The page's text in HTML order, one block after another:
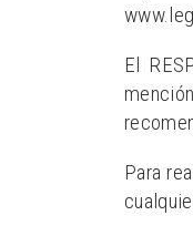
El
Para